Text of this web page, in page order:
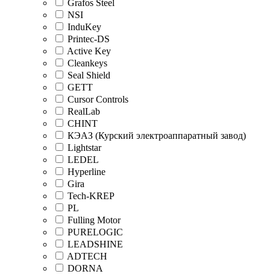
Grafos Steel
NSI
InduKey
Printec-DS
Active Key
Cleankeys
Seal Shield
GETT
Cursor Controls
RealLab
CHINT
КЭАЗ (Курский электроаппаратный завод)
Lightstar
LEDEL
Hyperline
Gira
Tech-KREP
PL
Fulling Motor
PURELOGIC
LEADSHINE
ADTECH
DORNA